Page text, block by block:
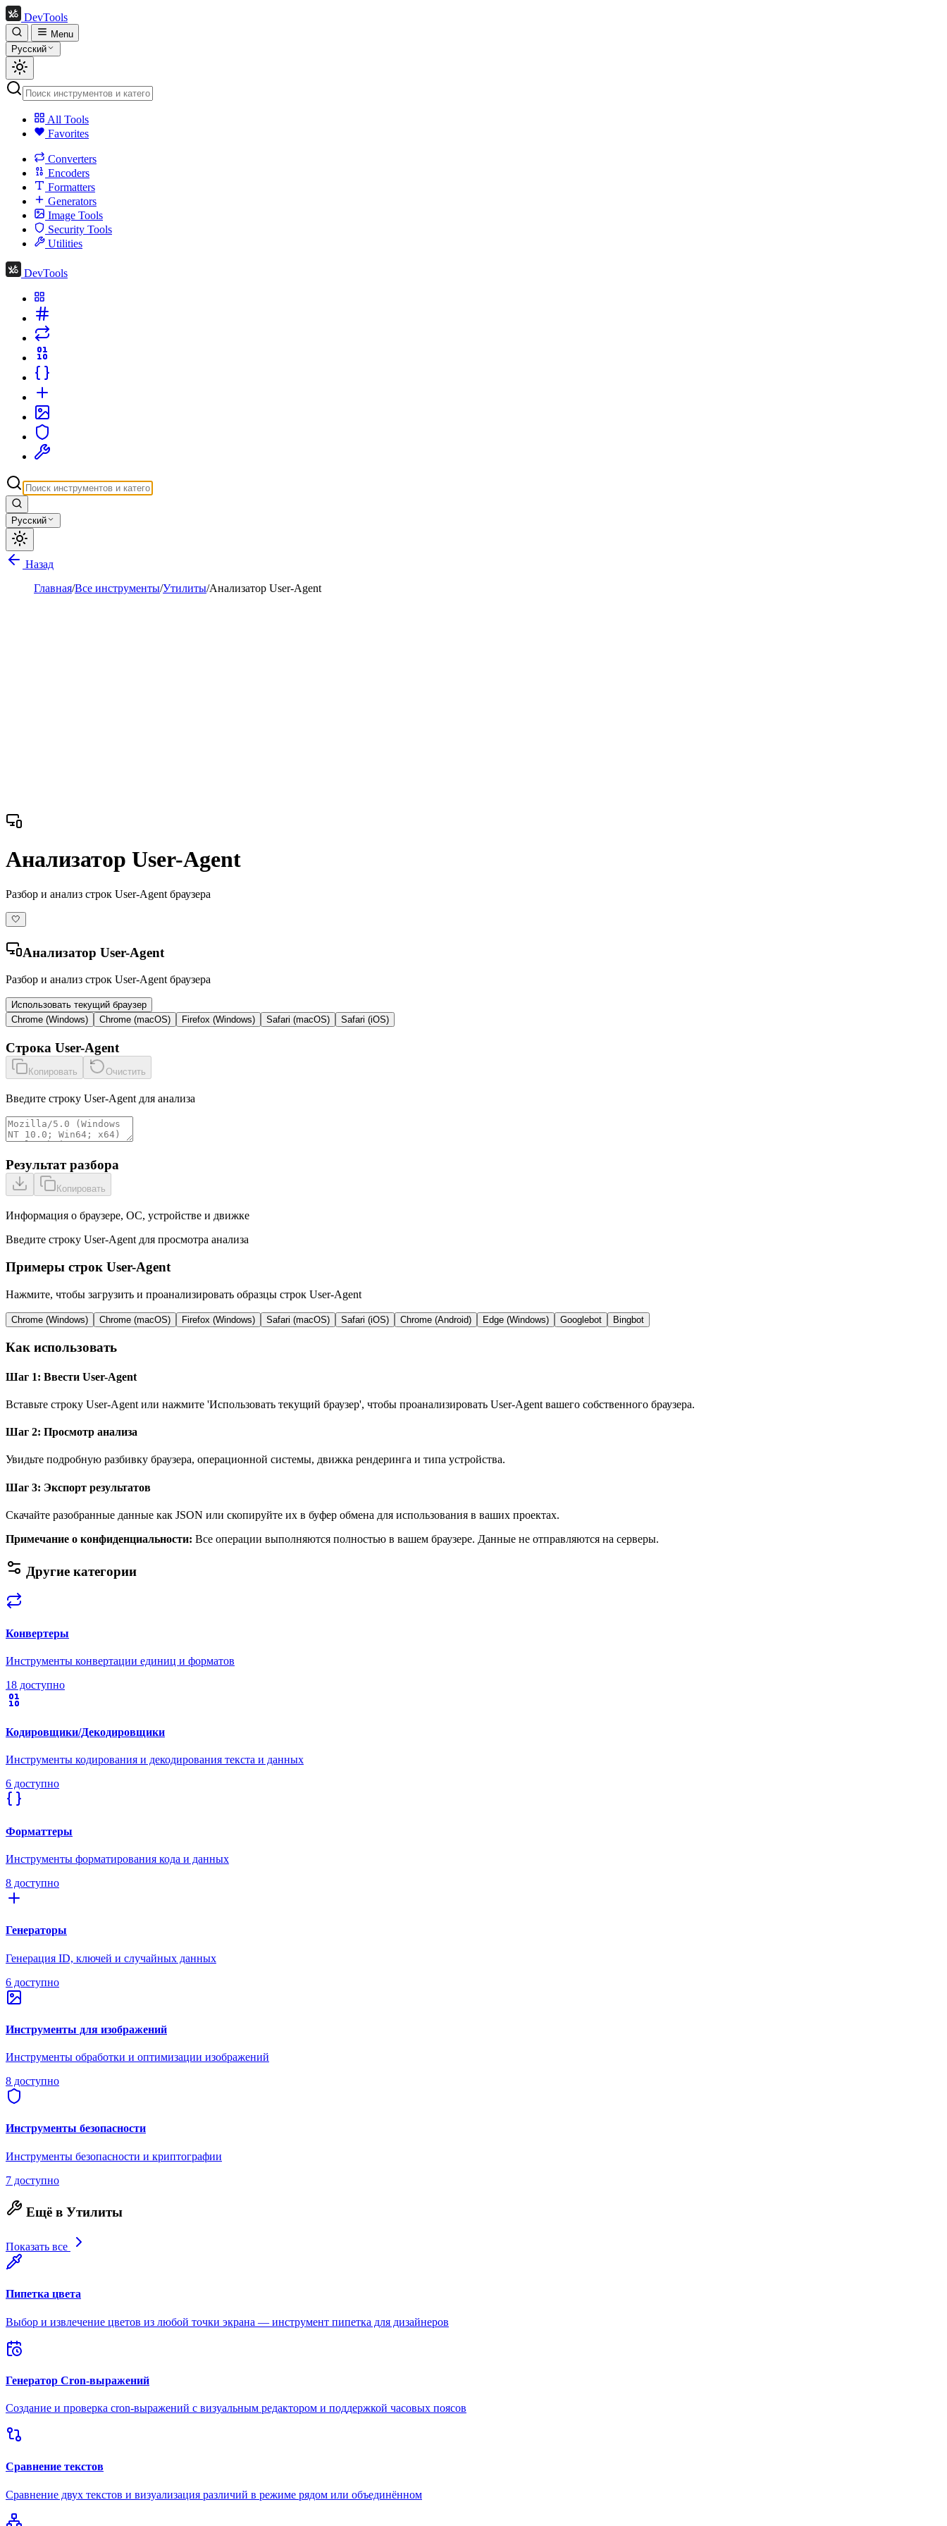
DevTools
Menu
Русский
All Tools
Favorites
Converters
Encoders
Formatters
Generators
Image Tools
Security Tools
Utilities
DevTools
Русский
Назад
Главная/Все инструменты/Утилиты/Анализатор User-Agent
Анализатор User-Agent
Разбор и анализ строк User-Agent браузера
🤍
Анализатор User-Agent
Разбор и анализ строк User-Agent браузера
Использовать текущий браузер
Chrome (Windows)
Chrome (macOS) Firefox (Windows) Safari (macOS) Safari (iOS)
Строка User-Agent
Копировать Очистить
Введите строку User-Agent для анализа
Результат разбора
Копировать
Информация о браузере, ОС, устройстве и движке
Введите строку User-Agent для просмотра анализа
Примеры строк User-Agent
Нажмите, чтобы загрузить и проанализировать образцы строк User-Agent
Chrome (Windows) Chrome (macOS) Firefox (Windows) Safari (macOS) Safari (iOS) Chrome (Android) Edge (Windows) Googlebot Bingbot
Как использовать
Шаг 1: Ввести User-Agent
Вставьте строку User-Agent или нажмите 'Использовать текущий браузер', чтобы проанализировать User-Agent вашего собственного браузера.
Шаг 2: Просмотр анализа
Увидьте подробную разбивку браузера, операционной системы, движка рендеринга и типа устройства.
Шаг 3: Экспорт результатов
Скачайте разобранные данные как JSON или скопируйте их в буфер обмена для использования в ваших проектах.
Примечание о конфиденциальности: Все операции выполняются полностью в вашем браузере. Данные не отправляются на серверы.
Другие категории
Конвертеры
Инструменты конвертации единиц и форматов
18 доступно
Кодировщики/Декодировщики
Инструменты кодирования и декодирования текста и данных
6 доступно
Форматтеры
Инструменты форматирования кода и данных
8 доступно
Генераторы
Генерация ID, ключей и случайных данных
6 доступно
Инструменты для изображений
Инструменты обработки и оптимизации изображений
8 доступно
Инструменты безопасности
Инструменты безопасности и криптографии
7 доступно
Ещё в Утилиты
Показать все
Пипетка цвета
Выбор и извлечение цветов из любой точки экрана — инструмент пипетка для дизайнеров
Генератор Cron-выражений
Создание и проверка cron-выражений с визуальным редактором и поддержкой часовых поясов
Сравнение текстов
Сравнение двух текстов и визуализация различий в режиме рядом или объединённом